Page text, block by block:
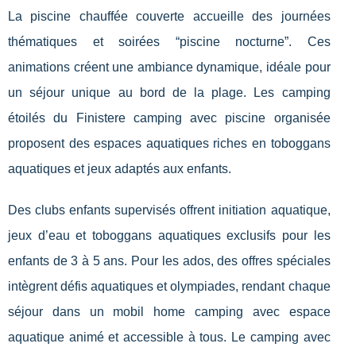
La piscine chauffée couverte accueille des journées
thématiques et soirées “piscine nocturne”. Ces
animations créent une ambiance dynamique, idéale pour
un séjour unique au bord de la plage. Les camping
étoilés du Finistere camping avec piscine organisée
proposent des espaces aquatiques riches en toboggans
aquatiques et jeux adaptés aux enfants.
Des clubs enfants supervisés offrent initiation aquatique,
jeux d’eau et toboggans aquatiques exclusifs pour les
enfants de 3 à 5 ans. Pour les ados, des offres spéciales
intègrent défis aquatiques et olympiades, rendant chaque
séjour dans un mobil home camping avec espace
aquatique animé et accessible à tous. Le camping avec